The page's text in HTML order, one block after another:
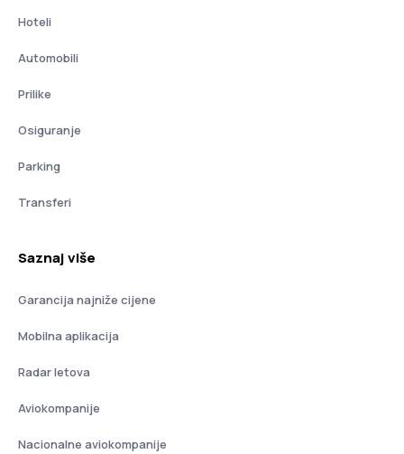
Hoteli
Automobili
Prilike
Osiguranje
Parking
Transferi
Saznaj više
Garancija najniže cijene
Mobilna aplikacija
Radar letova
Aviokompanije
Nacionalne aviokompanije